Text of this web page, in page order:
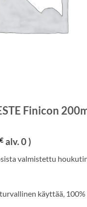
Finicon
€ alv. 0 )
valmistettu
käyttää, 100%